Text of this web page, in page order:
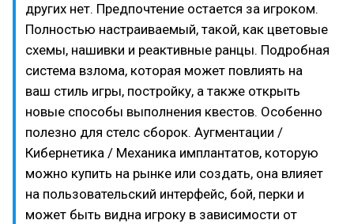
других нет. Предпочтение остается за игроком.
Полностью настраиваемый, такой, как цветовые
схемы, нашивки и реактивные ранцы. Подробная
система взлома, которая может повлиять на
ваш стиль игры, постройку, а также открыть
новые способы выполнения квестов. Особенно
полезно для стелс сборок. Аугментации /
Кибернетика / Механика имплантатов, которую
можно купить на рынке или создать, она влияет
на пользовательский интерфейс, бой, перки и
может быть видна игроку в зависимости от